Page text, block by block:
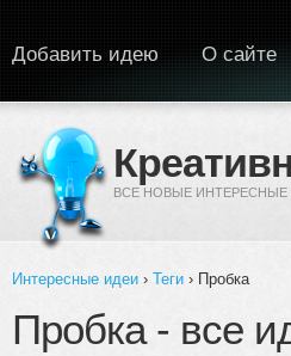
ВСЕ НОВЫЕ
Добавить идею О сайте
Вы здесь
Интересные идеи › Теги › Пробка
Пробка - все